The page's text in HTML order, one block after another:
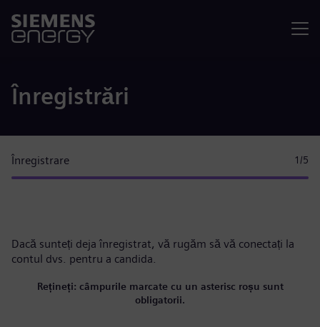
Înregistrări
Înregistrare 1 /5
Dacă sunteți deja înregistrat, vă rugăm să vă conectați la
contul dvs. pentru a candida.
Rețineți: câmpurile marcate cu un asterisc roșu sunt
obligatorii.